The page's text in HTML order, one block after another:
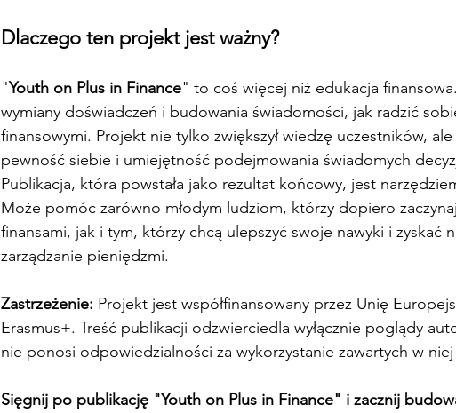
Dlaczego ten projekt jest ważny?
"Youth on Plus in Finance" to coś więcej niż edukacja
wymiany doświadczeń i budowania świadomości, jak radzić
finansowymi. Projekt nie tylko zwiększył wiedzę uczestników,
pewność siebie i umiejętność podejmowania świadomych
Publikacja, która powstała jako rezultat końcowy, jest
Może pomóc zarówno młodym ludziom, którzy dopiero
finansami, jak i tym, którzy chcą ulepszyć swoje nawyki i zyskać
zarządzanie pieniędzmi.
Zastrzeżenie: Projekt jest współfinansowany przez Unię
Erasmus+. Treść publikacji odzwierciedla wyłącznie poglądy
nie ponosi odpowiedzialności za wykorzystanie zawartych w
Sięgnij po publikację "Youth on Plus in Finance" i zacznij